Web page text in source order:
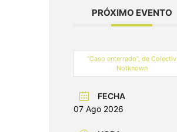
PRÓXIMO EVENTO
“Caso enterrado”, de Colectiv
Notknown
FECHA
07 Ago 2026